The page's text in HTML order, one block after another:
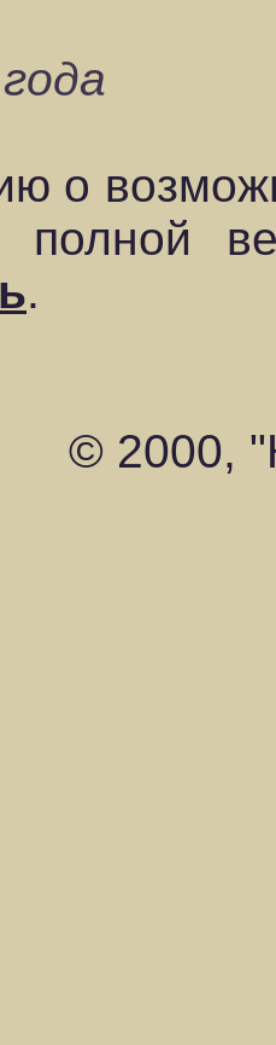
о
.
© 2000,